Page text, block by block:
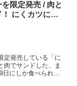
限定発売 / 肉と
にくカツにく
定発売している「に
肉でサンドした、ま
にしか食べられな